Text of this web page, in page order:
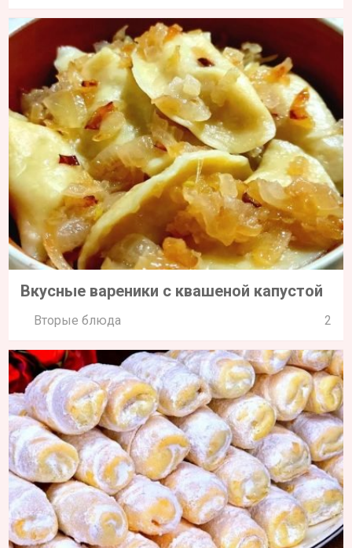
Вкусные вареники с квашеной капустой
Вторые блюда 2